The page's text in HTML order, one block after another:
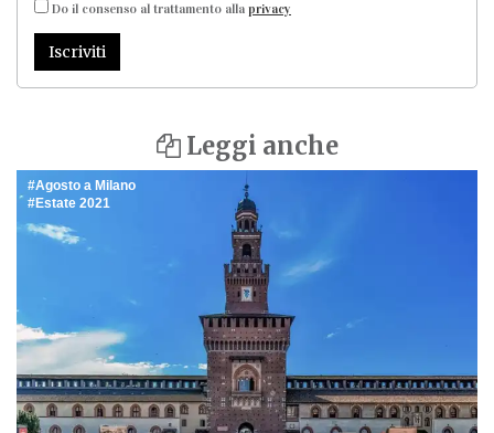
Do il consenso al trattamento alla privacy
Iscriviti
Leggi anche
Agosto a Milano
Estate 2021